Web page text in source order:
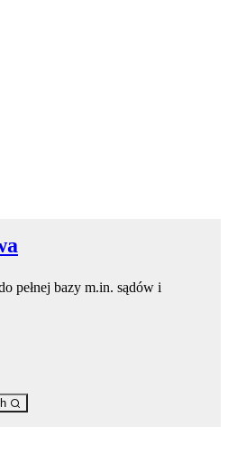
pełnej bazy m.in. sądów i